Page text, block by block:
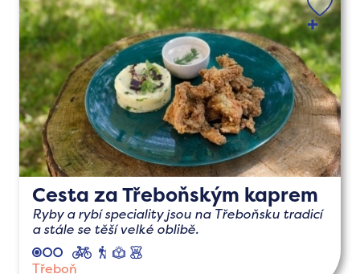
Cesta za Třeboňským kaprem
Ryby a rybí speciality jsou na Třeboňsku tradicí
a stále se těší velké oblibě.
cyklopěšínaučné
Třeboň